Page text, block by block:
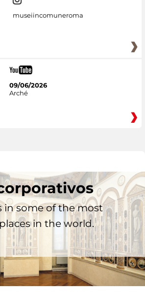
museiincomuneroma
09/06/2026
Arché
in some of the most
in the world.